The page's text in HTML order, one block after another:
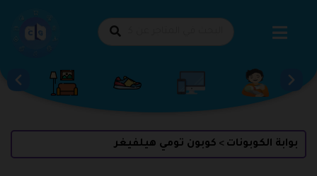
بوابة الكوبونات > كوبون تومي هيلفيغر